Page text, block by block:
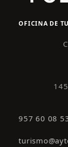
OFICINA DE
957 60 08